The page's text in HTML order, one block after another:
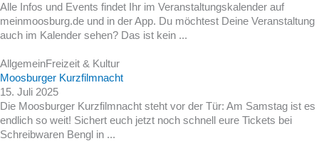
Alle Infos und Events findet Ihr im Veranstaltungskalender auf
meinmoosburg.de und in der App. Du möchtest Deine Veranstaltung
auch im Kalender sehen? Das ist kein ...
AllgemeinFreizeit & Kultur
Moosburger Kurzfilmnacht
15. Juli 2025
Die Moosburger Kurzfilmnacht steht vor der Tür: Am Samstag ist es
endlich so weit! Sichert euch jetzt noch schnell eure Tickets bei
Schreibwaren Bengl in ...